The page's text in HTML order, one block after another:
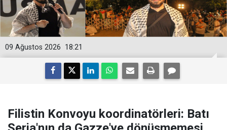
18:21
09 Ağustos 2026
Filistin Konvoyu koordinatörleri: Batı